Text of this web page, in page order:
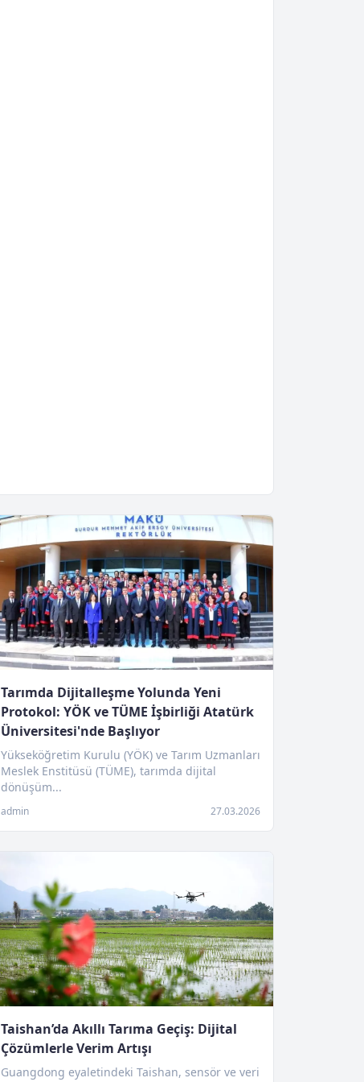
Tarımda Dijitalleşme Yolunda Yeni
Protokol: YÖK ve TÜME İşbirliği Atatürk
Üniversitesi'nde Başlıyor
Yükseköğretim Kurulu (YÖK) ve Tarım Uzmanları
Meslek Enstitüsü (TÜME), tarımda dijital
dönüşüm...
admin 27.03.2026
Taishan’da Akıllı Tarıma Geçiş: Dijital
Çözümlerle Verim Artışı
Guangdong eyaletindeki Taishan, sensör ve veri